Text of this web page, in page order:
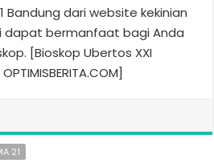
Bandung dari website kekinian
ini dapat bermanfaat bagi Anda
[Bioskop Ubertos XXI
21